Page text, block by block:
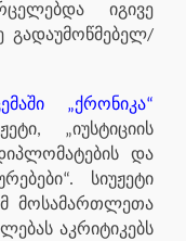
იგივე
გადაუმოწმებელ/
„ქრონიკა“
„იუსტიციის
და
სიუჟეტი
მოსამართლეთა
აკრიტიკებს